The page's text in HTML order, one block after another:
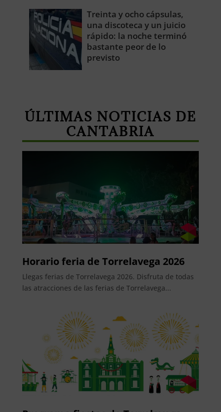
Treinta y ocho cápsulas,
una discoteca y un juicio
rápido: la noche terminó
bastante peor de lo
previsto
ÚLTIMAS NOTICIAS DE
CANTABRIA
Horario feria de Torrelavega 2026
Llegas ferias de Torrelavega 2026. Disfruta de todas
las atracciones de las ferias de Torrelavega...